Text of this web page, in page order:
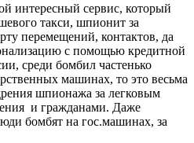
интересный сервис, который
такси, шпионит за
перемещений, контактов, да
с помощью кредитной
среди бомбил частенько
машинах, то это весьма
шпионажа за легковым
и гражданами. Даже
бомбят на гос.машинах, за